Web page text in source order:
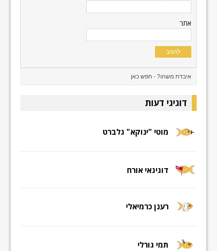
אתר
דוגיגי דעות
מוטי "ינוקא" גלברט
דוגיגאי אורח
רענן כרמיאלי
תמי גורלי